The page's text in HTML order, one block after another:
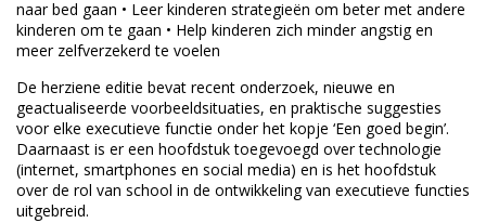
naar bed gaan • Leer kinderen strategieën om beter met andere
kinderen om te gaan • Help kinderen zich minder angstig en
meer zelfverzekerd te voelen
De herziene editie bevat recent onderzoek, nieuwe en
geactualiseerde voorbeeldsituaties, en praktische suggesties
voor elke executieve functie onder het kopje ‘Een goed begin’.
Daarnaast is er een hoofdstuk toegevoegd over technologie
(internet, smartphones en social media) en is het hoofdstuk
over de rol van school in de ontwikkeling van executieve functies
uitgebreid.